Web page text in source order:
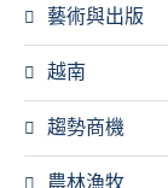
藝術與出版
越南
趨勢商機
農林漁牧